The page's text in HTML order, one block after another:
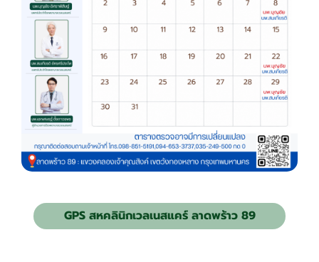
GPS สหคลินิกเวลเนสแคร์ ลาดพร้าว 89